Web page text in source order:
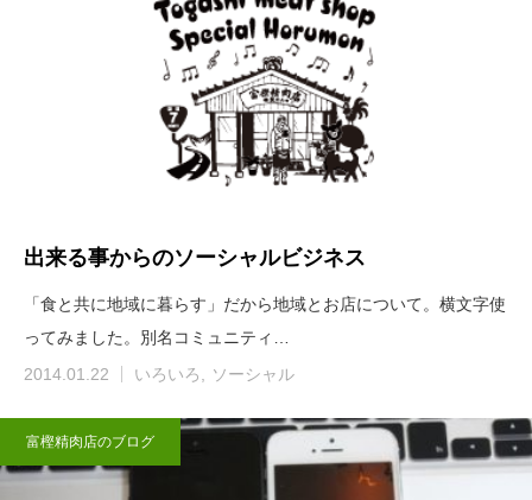
出来る事からのソーシャルビジネス
「食と共に地域に暮らす」だから地域とお店について。横文字使
ってみました。別名コミュニティ…
2014.01.22
いろいろ ソーシャル
富樫精肉店のブログ